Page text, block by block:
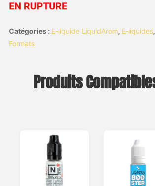
EN RUPTURE
Catégories : E-liquide LiquidArom, E-liquides,
Formats
Produits